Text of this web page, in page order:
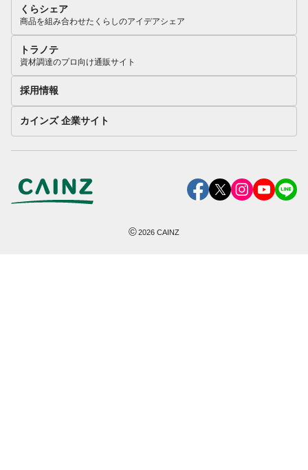
くらシェア
商品を組み合わせたくらしのアイデアシェア
トラノテ
資材調達のプロ向け通販サイト
採用情報
カインズ 企業サイト
©2026 CAINZ